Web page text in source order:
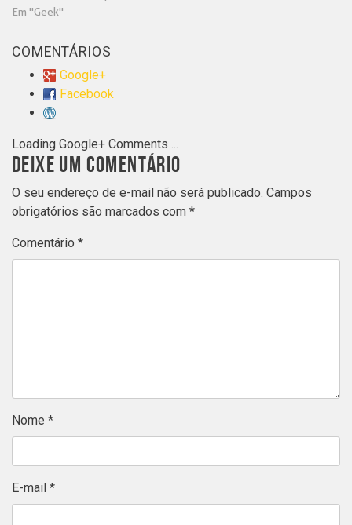
Em "Geek"
COMENTÁRIOS
Google+
Facebook
Loading Google+ Comments ...
DEIXE UM COMENTÁRIO
O seu endereço de e-mail não será publicado. Campos
obrigatórios são marcados com *
Comentário *
Nome *
E-mail *